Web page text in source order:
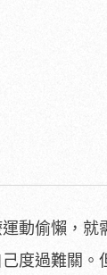
動偷懶，就
度過難關。